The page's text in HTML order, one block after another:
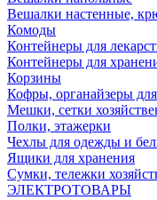
Вешалки настенные,
Комоды
Контейнеры для
Контейнеры для
Корзины
Кофры, органайзеры
Мешки, сетки
Полки, этажерки
Чехлы для одежды и
Ящики для хранения
Сумки, тележки
ЭЛЕКТРОТОВАРЫ